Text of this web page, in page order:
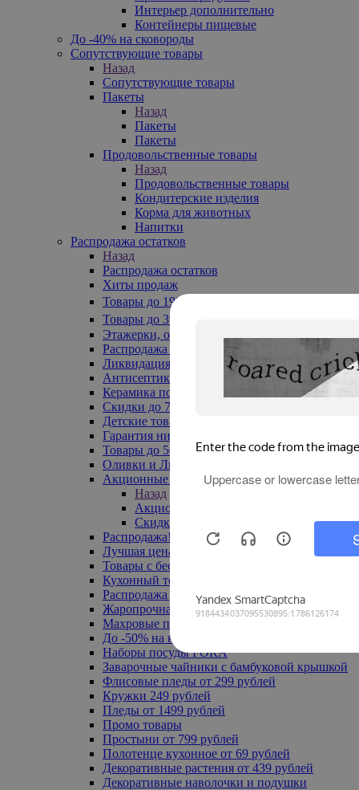
Интерьер дополнительно
Контейнеры пищевые
До -40% на сковороды
Сопутствующие товары
Назад
Сопутствующие товары
Пакеты
Назад
Пакеты
Пакеты
Продовольственные товары
Назад
Продовольственные товары
Кондитерские изделия
Корма для животных
Напитки
Распродажа остатков
Назад
Распродажа остатков
Хиты продаж
Товары до 199₽
Товары до 399₽
Этажерки, обувницы
Распродажа текстиля до -50%
Ликвидация до -70%
Антисептики
Керамика по 129 руб
Скидки до 70%
Детские товары
Гарантия низкой цены
Товары до 500 руб
Оливки и Лимоны
Акционные товары
Назад
Акционные товары
Скидка 20% по промокоду
Распродажа! Ульяновск до -70%
Лучшая цена
Товары с бесплатной доставкой
Кухонный текстиль
Распродажа до -50%
Жаропрочная посуда
Махровые полотенца
До -50% на ковры
Наборы посуды FORA
Заварочные чайники с бамбуковой крышкой
Флисовые пледы от 299 рублей
Кружки 249 рублей
Пледы от 1499 рублей
Промо товары
Простыни от 799 рублей
Полотенце кухонное от 69 рублей
Декоративные растения от 439 рублей
Декоративные наволочки и подушки